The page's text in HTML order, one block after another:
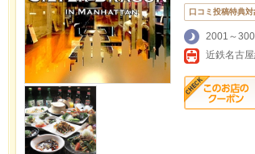
口コミ投稿特典対
2001～
近鉄名古